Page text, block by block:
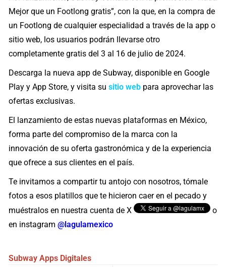
Mejor que un Footlong gratis”, con la que, en la compra de
un Footlong de cualquier especialidad a través de la app o
sitio web, los usuarios podrán llevarse otro
completamente gratis del 3 al 16 de julio de 2024.
Descarga la nueva app de Subway, disponible en Google
Play y App Store, y visita susitio web para aprovechar las
ofertas exclusivas.
El lanzamiento de estas nuevas plataformas en México,
forma parte del compromiso de la marca con la
innovación de su oferta gastronómica y de la experiencia
que ofrece a sus clientes en el país.
Te invitamos a compartir tu antojo con nosotros, tómale
fotos a esos platillos que te hicieron caer en el pecado y
muéstralos en nuestra cuenta de X
o
en instagram@lagulamexico
Subway Apps Digitales